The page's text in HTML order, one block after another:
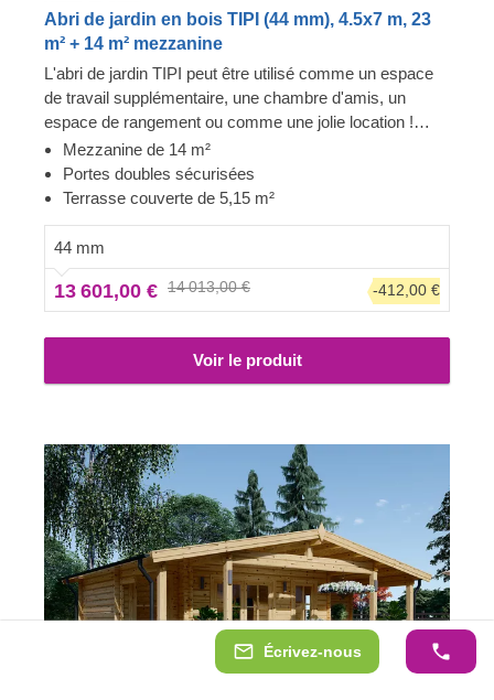
Écrivez-nous
Abri de jardin en bois TIPI (44 mm), 4.5x7 m, 23
m² + 14 m² mezzanine
L'abri de jardin TIPI peut être utilisé comme un espace
de travail supplémentaire, une chambre d'amis, un
espace de rangement ou comme une jolie location !
Meublez votre nouvelle terrasse avec des pièces
élégantes, réunissez votre famille et profitez de la vue
depuis votre confortable abri de jardin. Il est temps de
Mezzanine de 14 m²
Portes doubles sécurisées
Terrasse couverte de 5,15 m²
44 mm
13 601,00 € 14 013,00 € -412,00 €
Voir le produit